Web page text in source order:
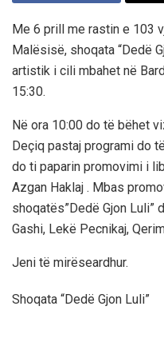
Me 6 prill me rastin e 103
Malësisë, shoqata “Dedë
artistik i cili mbahet në
15:30.
Në ora 10:00 do të bëhet
Deçiq pastaj programi do
do ti paparin promovimi i
Azgan Haklaj . Mbas
shoqatës”Dedë Gjon Luli”
Gashi, Lekë Pecnikaj,
Jeni të mirëseardhur.
Shoqata “Dedë Gjon Luli”